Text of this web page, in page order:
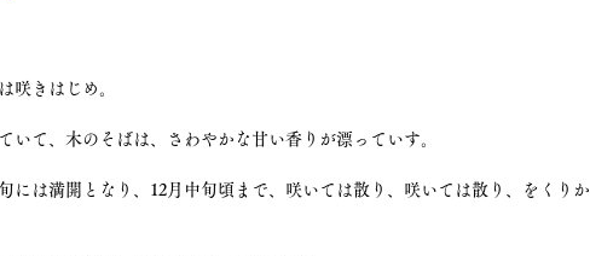
咲きはじめ。
いて、木のそばは、さわやかな甘い香りが漂っていす。
には満開となり、12月中旬頃まで、咲いては散り、咲いては散り、をくりか